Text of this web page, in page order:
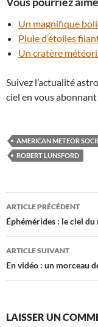
Un magnifique
Pluie d’étoiles
Un cratère
Suivez l’actualité
ciel en vous
AMERICAN METEOR
ROBERT LUNSFORD
Navigation
des
articles
ARTICLE PRÉCÉDENT
Éphémérides : le ciel du
ARTICLE SUIVANT
En vidéo : un morceau
LAISSER UN